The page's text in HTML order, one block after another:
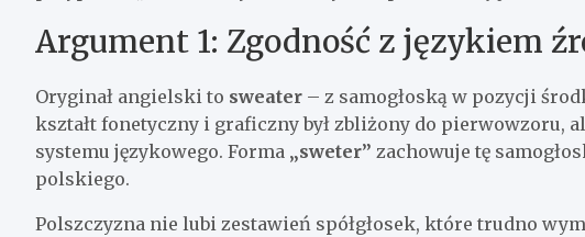
Argument 1: Zgodność z językiem
Oryginał angielski to sweater – z samogłoską w pozycji
kształt fonetyczny i graficzny był zbliżony do pierwowzoru,
systemu językowego. Forma „sweter” zachowuje tę
polskiego.
Polszczyzna nie lubi zestawień spółgłosek, które trudno